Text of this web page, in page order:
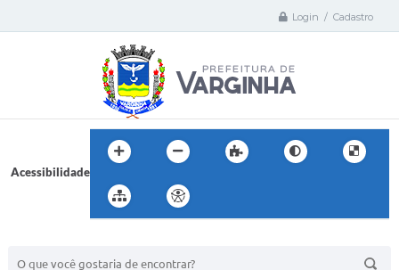
Login / Cadastro
Acessibilidade